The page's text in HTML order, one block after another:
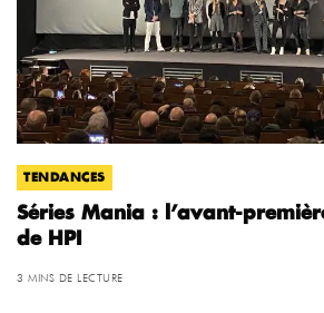
TENDANCES
Séries Mania : l’avant-
de HPI
3 MINS DE LECTURE